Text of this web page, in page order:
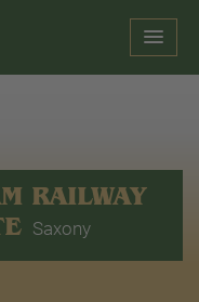
RAILWAY
Saxony